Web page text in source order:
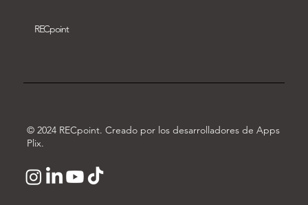
RECpoint
© 2024 RECpoint. Creado por los desarrolladores de Apps
Plix.